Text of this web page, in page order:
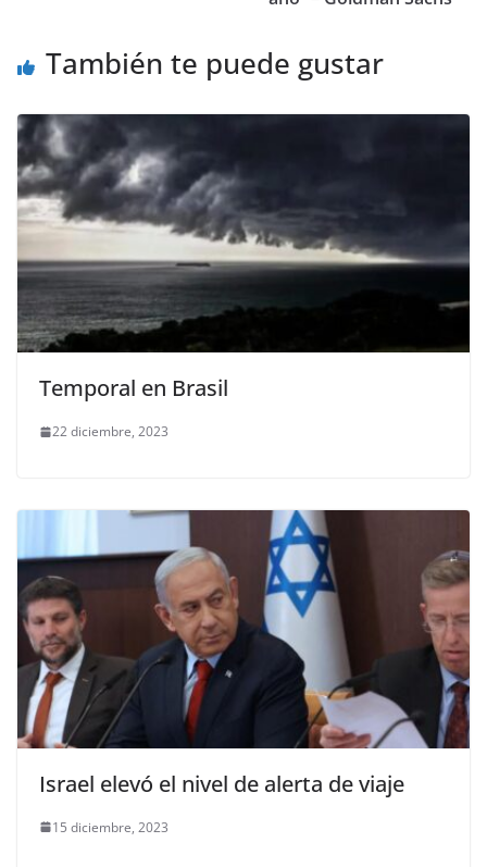
También te puede gustar
Temporal en Brasil
22 diciembre, 2023
Israel elevó el nivel de alerta de viaje
15 diciembre, 2023